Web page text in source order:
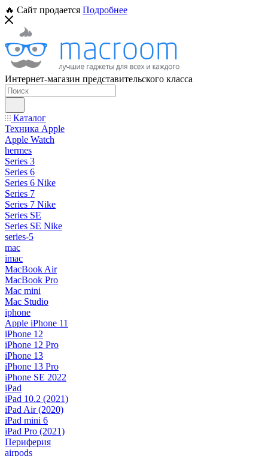
🔥 Сайт продается Подробнее
Интернет-магазин представительского класса
Каталог
Техника Apple
Apple Watch
hermes
Series 3
Series 6
Series 6 Nike
Series 7
Series 7 Nike
Series SE
Series SE Nike
series-5
mac
imac
MacBook Air
MacBook Pro
Mac mini
Mac Studio
iphone
Apple iPhone 11
iPhone 12
iPhone 12 Pro
iPhone 13
iPhone 13 Pro
iPhone SE 2022
iPad
iPad 10.2 (2021)
iPad Air (2020)
iPad mini 6
iPad Pro (2021)
Периферия
airpods